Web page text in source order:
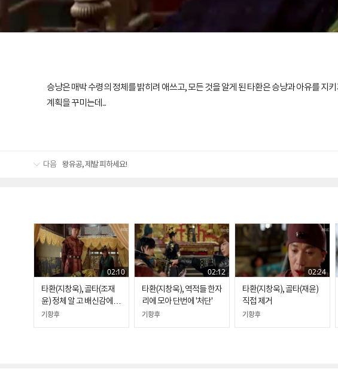
승냥은 매박 수령의 정체를 밝히려 애쓰고, 모든 것을 알게 된 타환은 승냥과 아유를 지키
계획을 꾸미는데...
다음 왕유공, 제발 피하세요!
02:10
타환(지창욱), 골타(조재
윤) 정체 알 고 배신감에 눈
물 “골타, 어떻게 네가“
기황후
02:12
타환(지창욱), 역적들 한자
리에 모아 단번에 '처단'
기황후
02:24
타환(지창욱), 골타(재윤)
직접 제거
기황후